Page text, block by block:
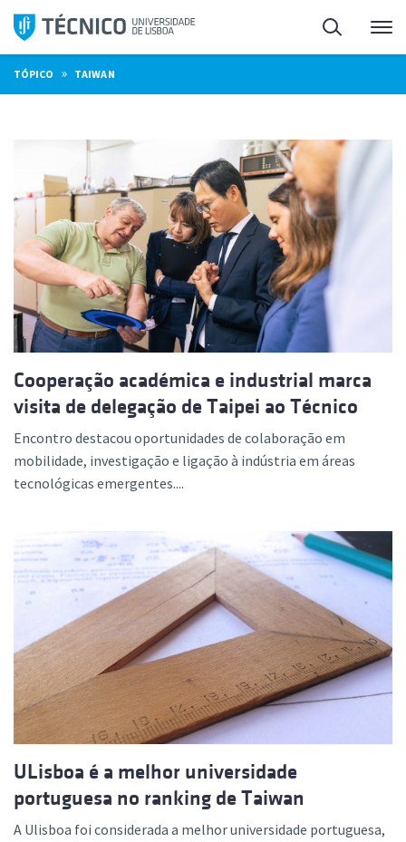
Saltar
para
o
conteúdo
Pesquisa
TÓPICO » TAIWAN
Cooperação académica e industrial marca
visita de delegação de Taipei ao Técnico
Encontro destacou oportunidades de colaboração em
mobilidade, investigação e ligação à indústria em áreas
tecnológicas emergentes....
ULisboa é a melhor universidade
portuguesa no ranking de Taiwan
A Ulisboa foi considerada a melhor universidade portuguesa,